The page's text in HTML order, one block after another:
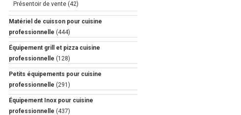
Présentoir de vente (42)
Matériel de cuisson pour cuisine
professionnelle (444)
Équipement grill et pizza cuisine
professionnelle (128)
Petits équipements pour cuisine
professionnelle (291)
Équipement Inox pour cuisine
professionnelle (437)